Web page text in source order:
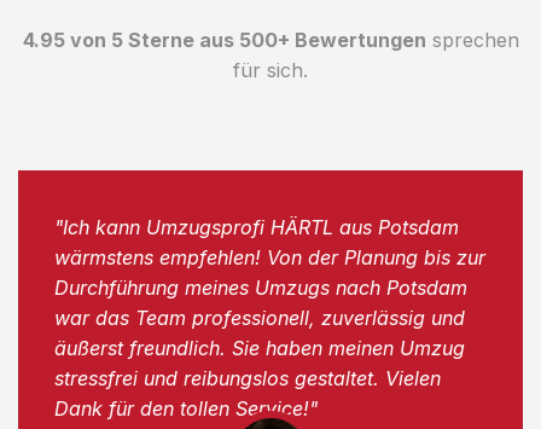
4.95 von 5 Sterne aus 500+ Bewertungen sprechen
für sich.
"Ich kann Umzugsprofi HÄRTL aus Potsdam
wärmstens empfehlen! Von der Planung bis zur
Durchführung meines Umzugs nach Potsdam
war das Team professionell, zuverlässig und
äußerst freundlich. Sie haben meinen Umzug
stressfrei und reibungslos gestaltet. Vielen
Dank für den tollen Service!"